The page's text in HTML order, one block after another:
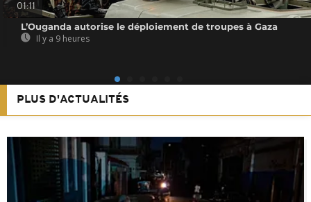
01:11
L’Ouganda autorise le déploiement de troupes à Gaza
Il y a 9 heures
PLUS D'ACTUALITÉS